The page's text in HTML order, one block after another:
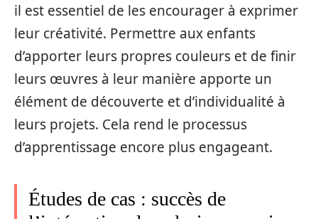
il est essentiel de les encourager à exprimer
leur créativité. Permettre aux enfants
d’apporter leurs propres couleurs et de finir
leurs œuvres à leur manière apporte un
élément de découverte et d’individualité à
leurs projets. Cela rend le processus
d’apprentissage encore plus engageant.
Études de cas : succès de